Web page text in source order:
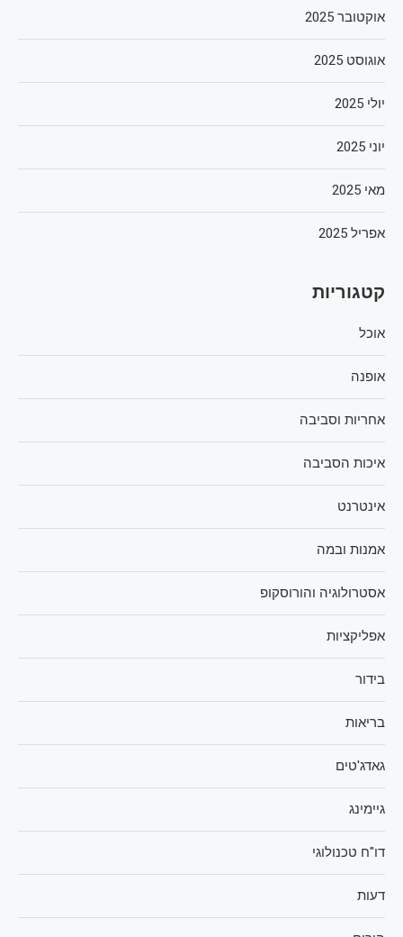
אוקטובר 2025
אוגוסט 2025
יולי 2025
יוני 2025
מאי 2025
אפריל 2025
קטגוריות
אוכל
אופנה
אחריות וסביבה
איכות הסביבה
אינטרנט
אמנות ובמה
אסטרולוגיה והורוסקופ
אפליקציות
בידור
בריאות
גאדג'טים
גיימינג
דו"ח טכנולוגי
דעות